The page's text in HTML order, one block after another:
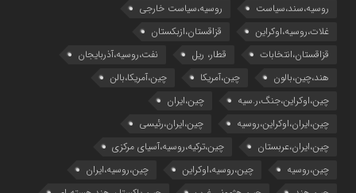
روسیه،سند،سیاست
روسیه،سیاست خارجی
غلات،روسیه،اوکراین
قزاقستان،ازبکستان
قزاقستان،انتخابات
قطار، ریل
نفت،روسیه،آذربایجان
هند،چین،بالون
چین،آمریکا
چین،آمریکا،بالن
چین،اوکراین،جنگ،ر.سیه
چین،ایران
چین،ایران،اوکراین،روسیه
چین،ایران،رئیسی
چین،ایران،عربستان
چین،ترکیه،روسیه،آسیای مرکزی
چین،روسیه
چین،روسیه،اوکراین
چین،روسیه،ایران